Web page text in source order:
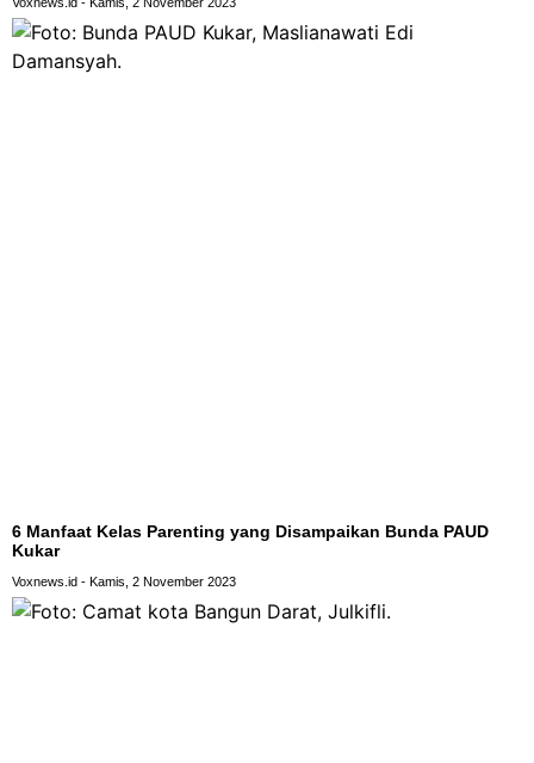
6 Manfaat Kelas Parenting yang Disampaikan Bunda PAUD
Kukar
Voxnews.id Kamis, 2 November 2023